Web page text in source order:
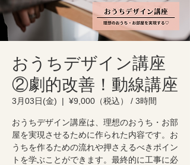
おうちデザイン講座
②劇的改善！動線講座
3月03日(金)
  |
¥9,000（税込） / 3時間
おうちデザイン講座は、理想のおうち・お部
屋を実現させるために作られた内容です。お
うちを作るための流れや押さえるべきポイン
トを学ぶことができます。最終的に工事に必